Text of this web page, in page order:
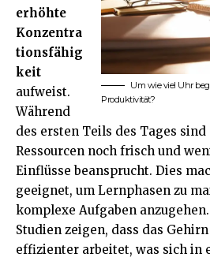
Um wie viel Uhr
Produktivität?
erhöhte
Konzentra
tionsfähig
keit
aufweist.
Während
des ersten Teils des Tages
Ressourcen noch frisch und
Einflüsse beansprucht. Dies
geeignet, um Lernphasen zu
komplexe Aufgaben anzugehen.
Studien zeigen, dass das
effizienter arbeitet, was sich in